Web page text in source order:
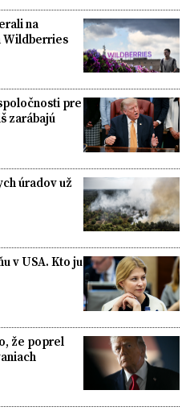
na
Wildberries
pre
zarábajú
úradov už
v USA. Kto ju
že poprel